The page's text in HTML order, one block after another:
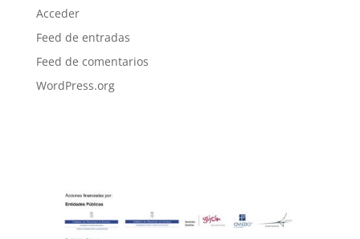
Acceder
Feed de entradas
Feed de comentarios
WordPress.org